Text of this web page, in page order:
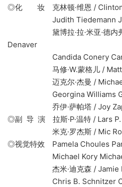
◎化 妆 克林顿·维恩 / Clinton
Judith Tiedemann
黛博拉·拉·米亚·德内弗 /
Denaver
Candida Conery
马修·W.蒙格儿 /
迈克尔·杰曼 / Michael
Georgina Williams
乔伊·萨帕塔 / Joy
◎副 导 演 拉斯·P·温特 / Lars
米克·罗杰斯 / Mic
◎视觉特效 Pamela Choules
Michael Kory Michael
杰米·迪克森 / Jamie
Chris B. Schnitzer